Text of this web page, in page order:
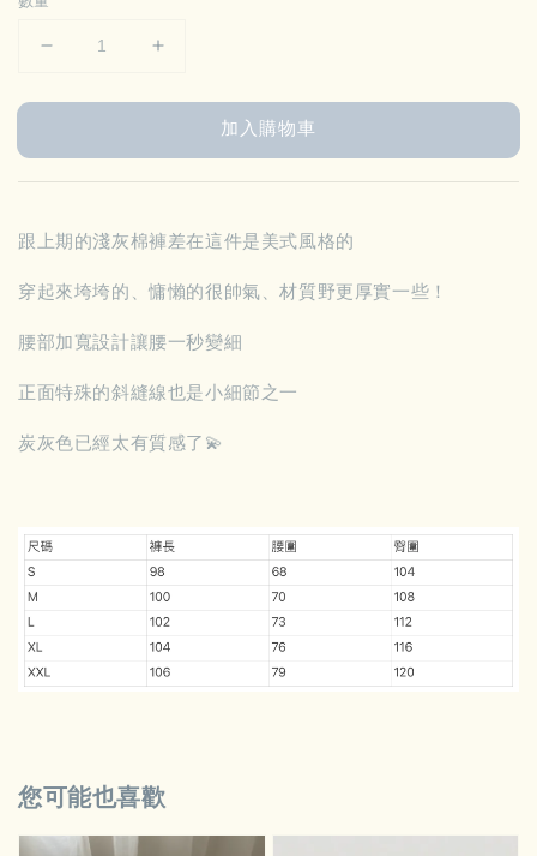
加入購物車
跟上期的淺灰棉褲差在這件是美式風格的
穿起來垮垮的、慵懶的很帥氣、材質野更厚實一些！
腰部加寬設計讓腰一秒變細
正面特殊的斜縫線也是小細節之一
炭灰色已經太有質感了💫
您可能也喜歡